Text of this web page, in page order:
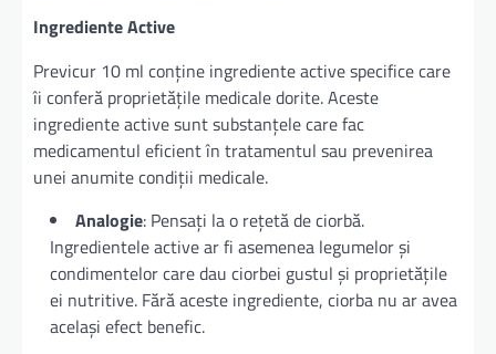
Ingrediente Active
Previcur 10 ml conține ingrediente active specifice care
îi conferă proprietățile medicale dorite. Aceste
ingrediente active sunt substanțele care fac
medicamentul eficient în tratamentul sau prevenirea
unei anumite condiții medicale.
Analogie: Pensați la o rețetă de ciorbă.
Ingredientele active ar fi asemenea legumelor și
condimentelor care dau ciorbei gustul și proprietățile
ei nutritive. Fără aceste ingrediente, ciorba nu ar avea
același efect benefic.